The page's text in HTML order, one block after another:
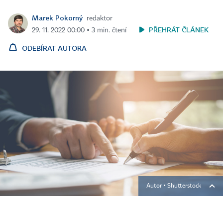
Marek Pokorný
redaktor
29. 11. 2022 00:00 ▪ 3 min. čtení
PŘEHRÁT ČLÁNEK
ODEBÍRAT AUTORA
Autor ▪ Shutterstock